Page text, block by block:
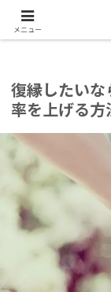
ホーム
復
復縁したい
率を上げる方
メニュー